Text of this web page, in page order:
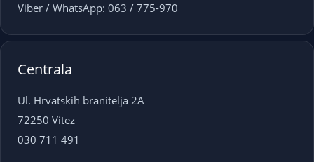
Viber / WhatsApp: 063 / 775-970
Centrala
Ul. Hrvatskih branitelja 2A
72250 Vitez
030 711 491